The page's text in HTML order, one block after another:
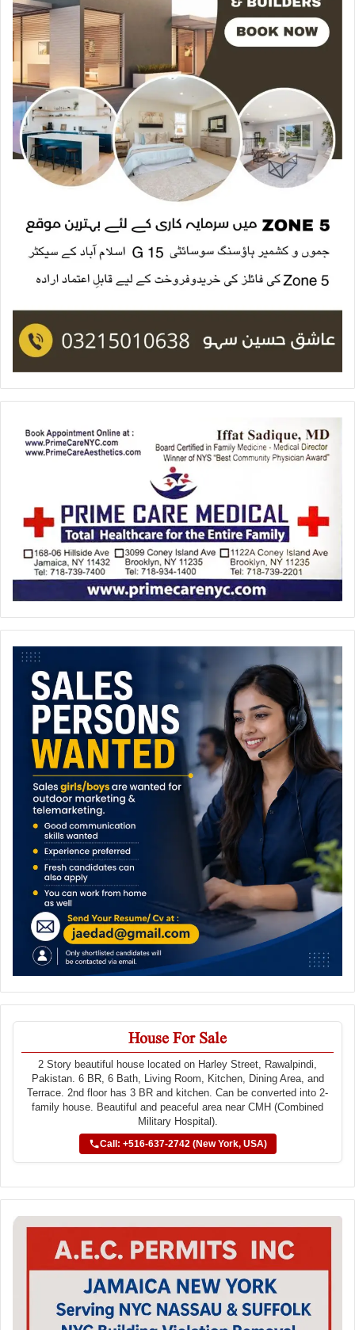
House For Sale
2 Story beautiful house located on Harley Street, Rawalpindi,
Pakistan. 6 BR, 6 Bath, Living Room, Kitchen, Dining Area, and
Terrace. 2nd floor has 3 BR and kitchen. Can be converted into 2-
family house. Beautiful and peaceful area near CMH (Combined
Military Hospital).
Call: +516-637-2742 (New York, USA)